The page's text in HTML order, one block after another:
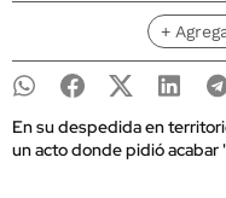
+
En su despedida en
un acto donde pidió acabar